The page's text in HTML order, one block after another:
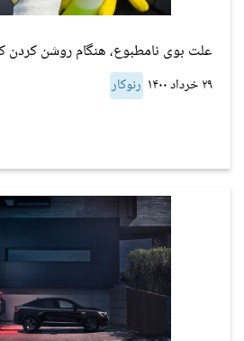
علت بوی نامطبوع، هنگام روشن
۲۹ خرداد ۱۴۰۰ رنوکار